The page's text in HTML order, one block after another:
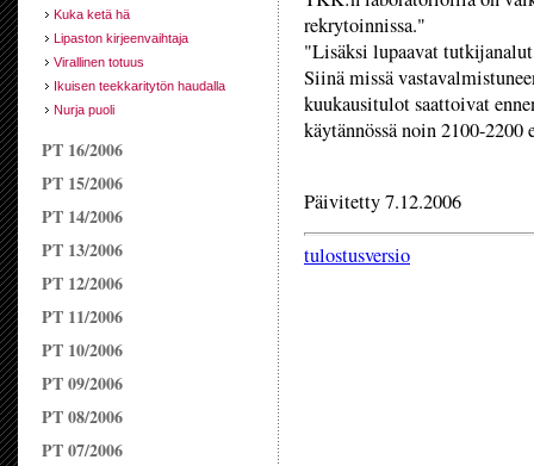
Kuka ketä hä
Lipaston kirjeenvaihtaja
Virallinen totuus
Ikuisen teekkaritytön haudalla
Nurja puoli
PT 16/2006
PT 15/2006
PT 14/2006
PT 13/2006
PT 12/2006
PT 11/2006
PT 10/2006
PT 09/2006
PT 08/2006
PT 07/2006
rekrytoinnissa."
"Lisäksi lupaavat
Siinä missä
kuukausitulot saattoivat
käytännössä noin 2100-2200
Päivitetty 7.12.2006
tulostusversio